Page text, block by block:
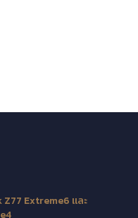
Z77 Extreme6 และ